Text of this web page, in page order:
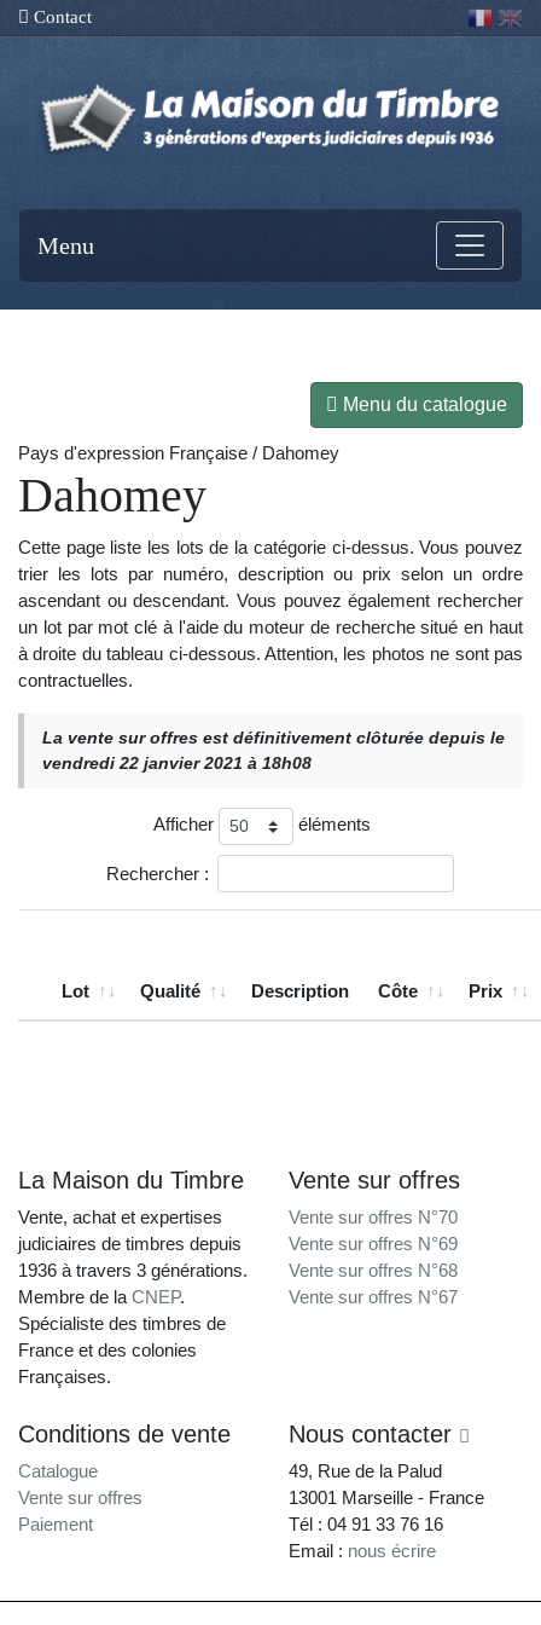
Contact
Menu
Menu du catalogue
Pays d'expression Française / Dahomey
Dahomey
Cette page liste les lots de la catégorie ci-dessus. Vous pouvez
trier les lots par numéro, description ou prix selon un ordre
ascendant ou descendant. Vous pouvez également rechercher
un lot par mot clé à l'aide du moteur de recherche situé en haut
à droite du tableau ci-dessous. Attention, les photos ne sont pas
contractuelles.
La vente sur offres est définitivement clôturée depuis le
vendredi 22 janvier 2021 à 18h08
Afficher éléments
Rechercher :
Lot Qualité Description Côte Prix
La Maison du Timbre
Vente, achat et expertises
judiciaires de timbres depuis
1936 à travers 3 générations.
Membre de la CNEP.
Spécialiste des timbres de
France et des colonies
Françaises.
Vente sur offres
Vente sur offres N°70
Vente sur offres N°69
Vente sur offres N°68
Vente sur offres N°67
Conditions de vente
Catalogue
Vente sur offres
Paiement
Nous contacter
49, Rue de la Palud
13001 Marseille - France
Tél : 04 91 33 76 16
Email : nous écrire